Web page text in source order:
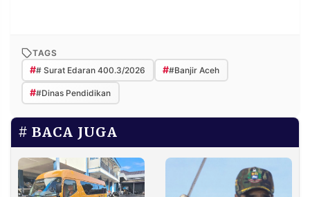
TAGS
## Surat Edaran 400.3/2026 ##Banjir Aceh
##Dinas Pendidikan
BACA JUGA